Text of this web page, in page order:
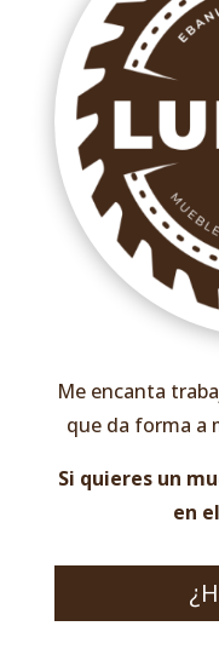
Me encanta
que da forma a
Si quieres un
en